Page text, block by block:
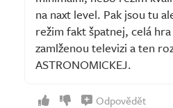
na naxt level. Pak jsou tu
režim fakt špatnej, celá
zamlženou televizi a ten
ASTRONOMICKEJ.
Odpovědět